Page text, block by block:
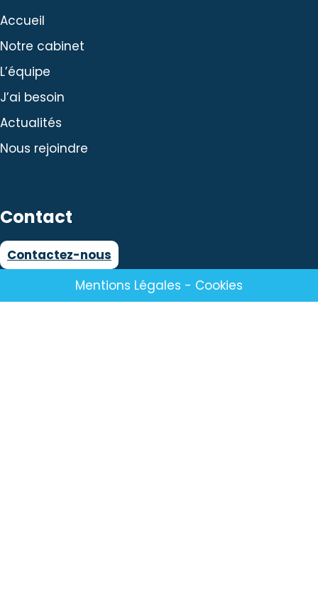
Accueil
Notre cabinet
L’équipe
J’ai besoin
Actualités
Nous rejoindre
Contact
Contactez-nous
Mentions Légales - Cookies